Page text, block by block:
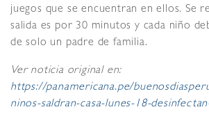
juegos que se encuentran en ellos. Se
salida es por 30 minutos y cada niño
de solo un padre de familia.
Ver noticia original en:
https://panamericana.pe/
ninos-saldran-casa-lunes-18-